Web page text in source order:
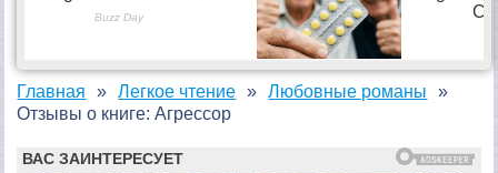
Главная Легкое чтение
Любовные романы
Отзывы о книге: Агрессор